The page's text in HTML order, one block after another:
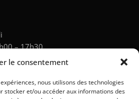
le consentement
nous utilisons des technologies
stocker et/ou accéder aux informations des
– 17h30